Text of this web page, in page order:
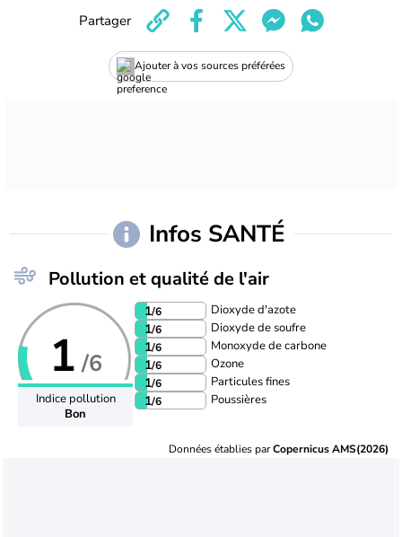
Ajouter à vos sources préférées
Partager
Infos SANTÉ
Pollution et qualité de l'air
1 /6
Indice pollution
Bon
1/6 Dioxyde d'azote
1/6 Dioxyde de soufre
1/6 Monoxyde de carbone
1/6 Ozone
1/6 Particules fines
1/6 Poussières
Données établies parCopernicus AMS(2026)